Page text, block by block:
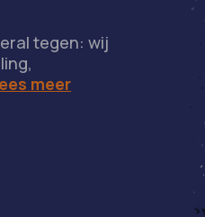
tegen: wij
meer